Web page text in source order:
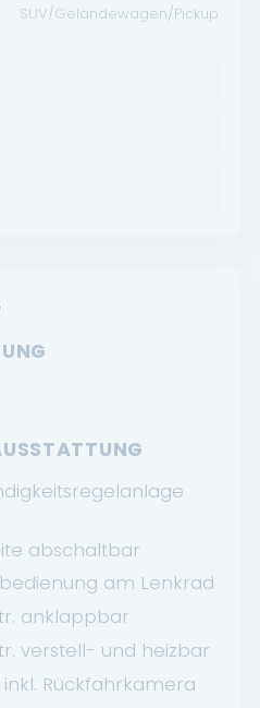
SUV/Geländewagen/Pickup
abschaltbar
am Lenkrad
anklappbar
verstell- und heizbar
Rückfahrkamera